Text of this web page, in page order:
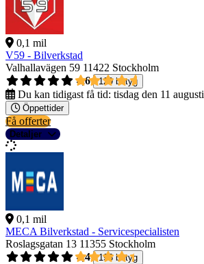
0,1 mil
V59 - Bilverkstad
Valhallavägen 59 11422 Stockholm
4,6
129 betyg
Du kan tidigast få tid: tisdag den 11 augusti
Öppettider
Få offerter
Detaljer
0,1 mil
MECA Bilverkstad - Servicespecialisten
Roslagsgatan 13 11355 Stockholm
4,4
198 betyg